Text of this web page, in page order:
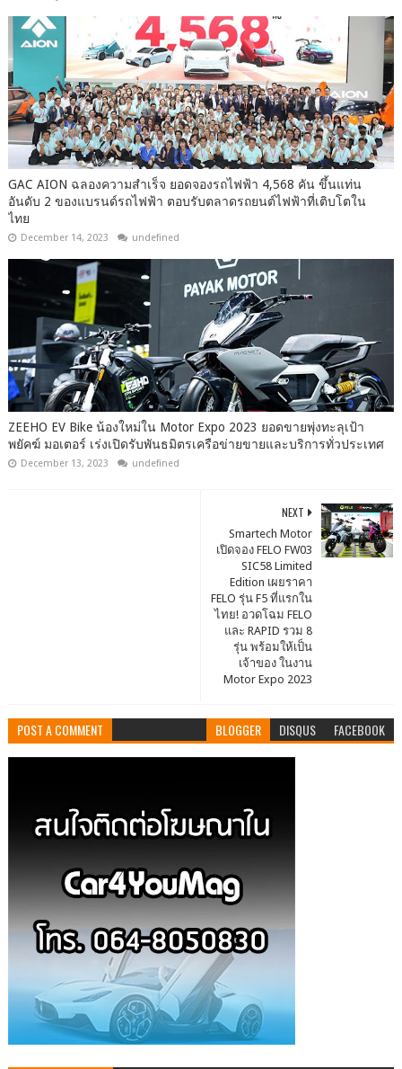
GAC AION ฉลองความสำเร็จ ยอดจองรถไฟฟ้า 4,568 คัน ขึ้นแท่น
อันดับ 2 ของแบรนด์รถไฟฟ้า ตอบรับตลาดรถยนต์ไฟฟ้าที่เติบโตใน
ไทย
December 14, 2023 undefined
ZEEHO EV Bike น้องใหม่ใน Motor Expo 2023 ยอดขายพุ่งทะลุเป้า
พยัคฆ์ มอเตอร์ เร่งเปิดรับพันธมิตรเครือข่ายขายและบริการทั่วประเทศ
December 13, 2023 undefined
NEXT
Smartech Motor
เปิดจอง FELO FW03
SIC58 Limited
Edition เผยราคา
FELO รุ่น F5 ที่แรกใน
ไทย! อวดโฉม FELO
และ RAPID รวม 8
รุ่น พร้อมให้เป็น
เจ้าของ ในงาน
Motor Expo 2023
POST A COMMENT BLOGGER DISQUS FACEBOOK